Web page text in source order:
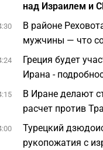
над Израилем и
В районе
мужчины — что
Греция будет
Ирана -
В Иране делают
расчет против
Турецкий
рукопожатия с